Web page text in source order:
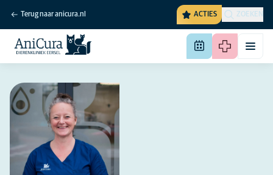
Terug naar anicura.nl ACTIES ZOEKEN